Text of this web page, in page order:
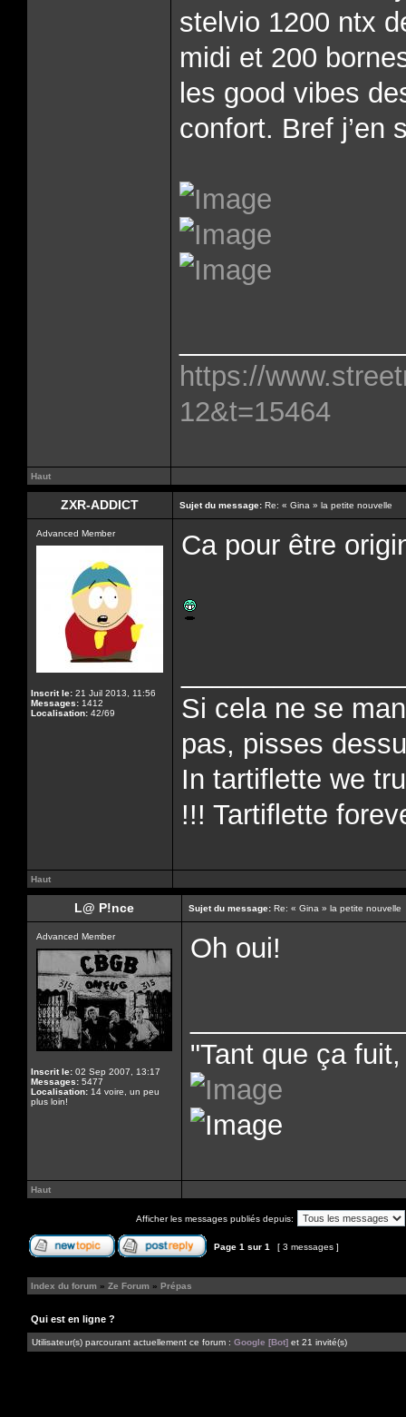
stelvio 1200 ntx
midi et 200
les good vibes
confort. Bref
https://
12&t=15464
Haut
ZXR-ADDICT Sujet du message: Re: « Gina » la petite nouvelle
Advanced Member
Inscrit le: 21 Juil 2013, 11:56
Messages: 1412
Localisation: 42/69
Ca pour être
Si cela ne se
pas, pisses
In tartiflette we
!!! Tartiflette
Haut
L@ P!nce Sujet du message: Re: « Gina » la petite nouvelle
Advanced Member
Inscrit le: 02 Sep 2007, 13:17
Messages: 5477
Localisation: 14 voire, un peu
plus loin!
Oh oui!
"Tant que ça
Haut
Afficher les messages publiés depuis:
Page 1 sur 1 [ 3 messages ]
Index du forum » Ze Forum » Prépas
Qui est en ligne ?
Utilisateur(s) parcourant actuellement ce forum : Google [Bot] et 21 invité(s)